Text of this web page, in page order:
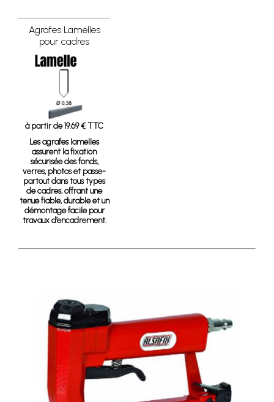
Agrafes Lamelles
pour cadres
à partir de 19.69 € TTC
Les agrafes lamelles
assurent la fixation
sécurisée des fonds,
verres, photos et passe-
partout dans tous types
de cadres, offrant une
tenue fiable, durable et un
démontage facile pour
travaux d’encadrement.